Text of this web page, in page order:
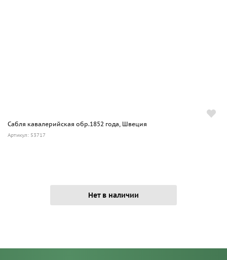
Сабля кавалерийская обр.1852 года, Швеция
Артикул: 53717
Нет в наличии